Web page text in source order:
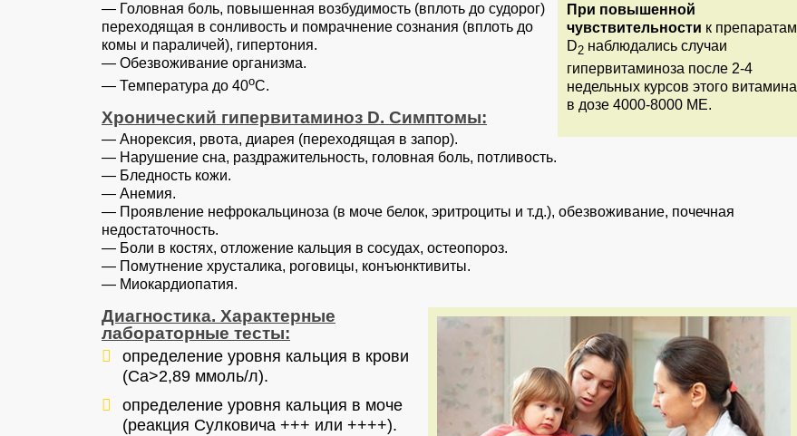
При повышенной
чувствительности к препаратам
D2наблюдались случаи
гипервитаминоза после 2-4
недельных курсов этого витамина
в дозе 4000-8000 МЕ.
— Головная боль, повышенная возбудимость (вплоть до судорог)
переходящая в сонливость и помрачнение сознания (вплоть до
комы и параличей), гипертония.
— Обезвоживание организма.
— Температура до 40оС.
Хронический гипервитаминоз D. Симптомы:
— Анорексия, рвота, диарея (переходящая в запор).
— Нарушение сна, раздражительность, головная боль, потливость.
— Бледность кожи.
— Анемия.
— Проявление нефрокальциноза (в моче белок, эритроциты и т.д.), обезвоживание, почечная
недостаточность.
— Боли в костях, отложение кальция в сосудах, остеопороз.
— Помутнение хрусталика, роговицы, конъюнктивиты.
— Миокардиопатия.
Диагностика. Характерные
лабораторные тесты:
определение уровня кальция в крови
(Са>2,89 ммоль/л).
определение уровня кальция в моче
(реакция Сулковича +++ или ++++).